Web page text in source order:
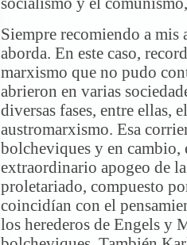
Siempre recomiendo a mis
aborda. En este caso,
marxismo que no pudo
abrieron en varias
diversas fases, entre ellas,
austromarxismo. Esa
bolcheviques y en
extraordinario apogeo de
proletariado, compuesto
coincidían con el
los herederos de Engels y